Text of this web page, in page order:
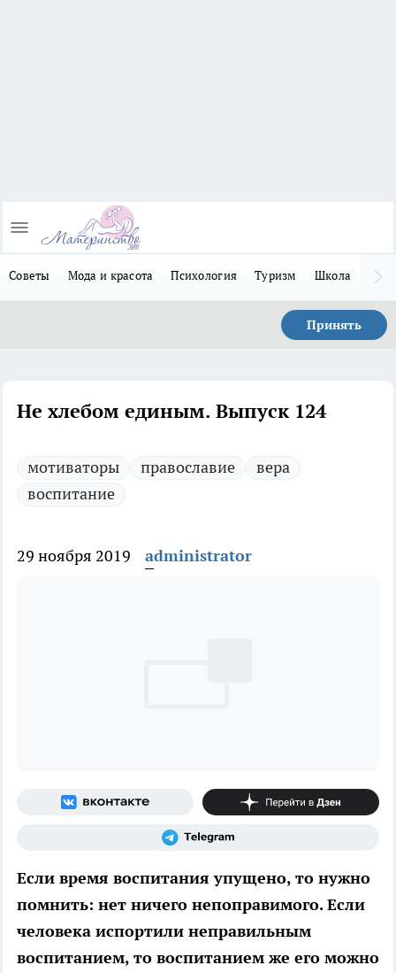
Советы Мода и красота Психология Туризм Школа
Принять
Не хлебом единым. Выпуск 124
мотиваторы православие
вера
воспитание
29 ноября 2019 administrator
Если время воспитания упущено, то нужно
помнить: нет ничего непоправимого. Если
человека испортили неправильным
воспитанием, то воспитанием же его можно